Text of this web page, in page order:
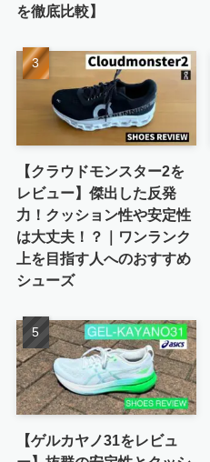
を徹底比較】
【クラウドモンスター2を
レビュー】傑出した反発
力！クッション性や安定性
は大丈夫！？｜ワンランク
上を目指す人へのおすすめ
シューズ
【ゲルカヤノ31をレビュ